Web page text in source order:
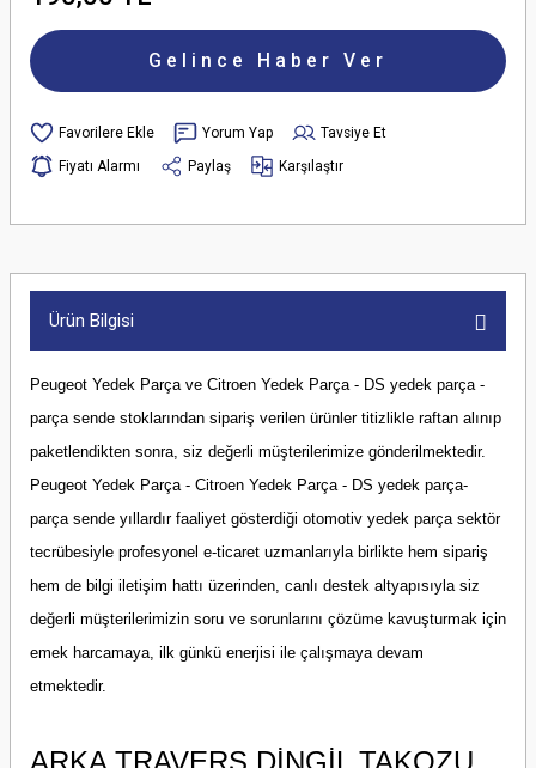
Gelince Haber Ver
Yorum Yap
Tavsiye Et
Fiyatı Alarmı
Paylaş Karşılaştır
Ürün Bilgisi
Peugeot Yedek Parça ve Citroen Yedek Parça - DS yedek parça -
parça sende stoklarından sipariş verilen ürünler titizlikle raftan alınıp
paketlendikten sonra, siz değerli müşterilerimize gönderilmektedir.
Peugeot Yedek Parça - Citroen Yedek Parça - DS yedek parça-
parça sende yıllardır faaliyet gösterdiği otomotiv yedek parça sektör
tecrübesiyle profesyonel e-ticaret uzmanlarıyla birlikte hem sipariş
hem de bilgi iletişim hattı üzerinden, canlı destek altyapısıyla siz
değerli müşterilerimizin soru ve sorunlarını çözüme kavuşturmak için
emek harcamaya, ilk günkü enerjisi ile çalışmaya devam
etmektedir.
ARKA TRAVERS DİNGİL TAKOZU